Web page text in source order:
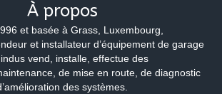
À propos
et basée à Grass, Luxembourg,
et installateur d’équipement de garage
vend, installe, effectue des
de mise en route, de diagnostic
des systèmes.